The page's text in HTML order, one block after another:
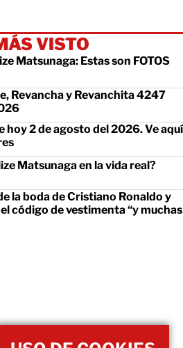
VISTO
Matsunaga: Estas son FOTOS
Revancha y Revanchita 4247
hoy 2 de agosto del 2026. Ve aquí
Matsunaga en la vida real?
la boda de Cristiano Ronaldo y
código de vestimenta “y muchas